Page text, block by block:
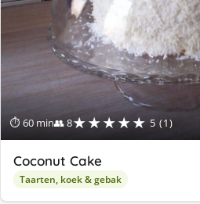
⏱ 60 min👥 8★★★★★ 5 (1)
Coconut Cake
Taarten, koek & gebak